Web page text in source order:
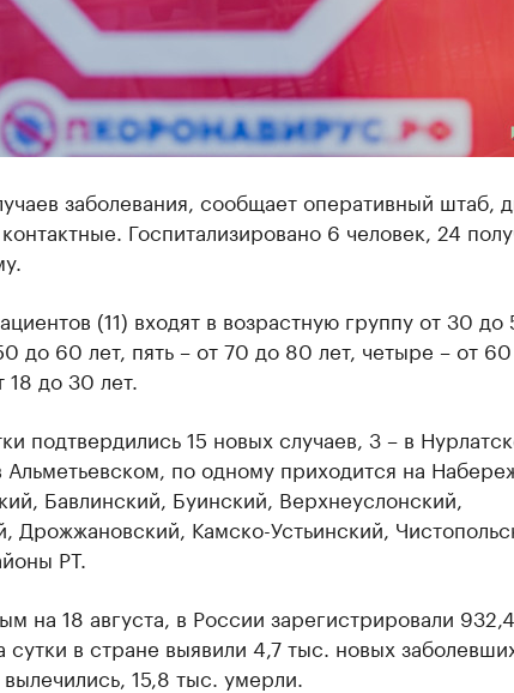
заболевания, сообщает оперативный штаб,
Госпитализировано 6 человек, 24
(11) входят в возрастную группу от 30 до
до 60 лет, пять – от 70 до 80 лет, четыре – от
18 до 30 лет.
подтвердились 15 новых случаев, 3 – в
Альметьевском, по одному приходится на
Бавлинский, Буинский, Верхнеуслонский,
Дрожжановский, Камско-Устьинский,
РТ.
на 18 августа, в России зарегистрировали
в стране выявили 4,7 тыс. новых
15,8 тыс. умерли.